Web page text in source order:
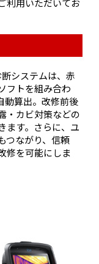
利用いただいてお
システムは、赤
フトを組み合わ
動算出。改修前後
・カビ対策などの
ます。さらに、ユ
つながり、信頼
修を可能にしま